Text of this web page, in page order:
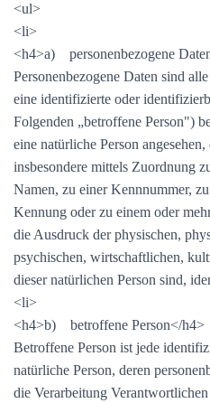
<ul>
<li>
<h4>a) personenbezogene
Personenbezogene Daten sind
eine identifizierte oder
Folgenden „betroffene Person")
eine natürliche Person
insbesondere mittels Zuordnung
Namen, zu einer Kennnummer,
Kennung oder zu einem oder
die Ausdruck der physischen,
psychischen, wirtschaftlichen,
dieser natürlichen Person sind,
<li>
<h4>b) betroffene Person</h4>
Betroffene Person ist jede
natürliche Person, deren
die Verarbeitung